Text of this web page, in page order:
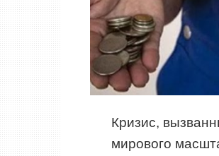
Кризис,
мирового